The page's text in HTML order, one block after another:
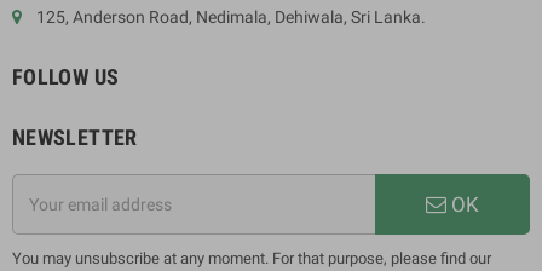
125, Anderson Road, Nedimala, Dehiwala, Sri Lanka.
FOLLOW US
NEWSLETTER
OK
You may unsubscribe at any moment. For that purpose, please find our